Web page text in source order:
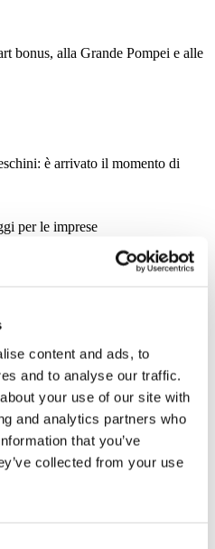
content and ads, to
and to analyse our traffic.
your use of our site with
and analytics partners who
that you’ve
collected from your use
bonus, alla Grande Pompei e alle
è arrivato il momento di
per le imprese
ora investire in cultura e turismo
europee, ecco i maggiori
Franceschini è ora di
come ente pubblico sotto il